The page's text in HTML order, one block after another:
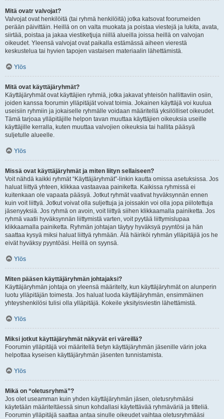
Mitä ovatr valvojat?
Valvojat ovat henkilöitä (tai ryhmä henkilöitä) jotka katsovat foorumeiden
perään päivittäin. Heillä on on valta muokata ja poistaa viestejä ja lukita, avata,
siirtää, poistaa ja jakaa viestiketjuja niillä alueilla joissa heillä on valvojan
oikeudet. Yleensä valvojat ovat paikalla estämässä aiheen vierestä
keskustelua tai hyvien tapojen vastaisen materiaalin lähettämistä.
Ylös
Mitä ovat käyttäjäryhmät?
Käyttäjäryhmät ovat käyttäjien ryhmiä, jotka jakavat yhteisön hallittaviin osiin,
joiden kanssa foorumin ylläpitäjät voivat toimia. Jokainen käyttäjä voi kuulua
useisiin ryhmiin ja jokaiselle ryhmälle voidaan määritellä yksilölliset oikeudet.
Tämä tarjoaa ylläpitäjille helpon tavan muuttaa käyttäjien oikeuksia useille
käyttäjille kerralla, kuten muuttaa valvojien oikeuksia tai hallita pääsyä
suljetulle alueelle.
Ylös
Missä ovat käyttäjäryhmät ja miten liityn sellaiseen?
Voit nähdä kaikki ryhmät “Käyttäjäryhmät”-linkin kautta omissa asetuksissa. Jos
haluat liittyä yhteen, klikkaa vastaavaa painiketta. Kaikissa ryhmissä ei
kuitenkaan ole vapaata pääsyä. Jotkut ryhmät vaativat hyväksynnän ennen
kuin voit liittyä. Jotkut voivat olla suljettuja ja joissakin voi olla jopa piilotettuja
jäsenyyksiä. Jos ryhmä on avoin, voit liittyä siihen klikkaamalla painiketta. Jos
ryhmä vaatii hyväksynnän liittymistä varten, voit pyytää liittymislupaa
klikkaamalla painiketta. Ryhmän johtajan täytyy hyväksyä pyyntösi ja hän
saattaa kysyä miksi haluat liittyä ryhmään. Älä häiriköi ryhmän ylläpitäjiä jos he
eivät hyväksy pyyntöäsi. Heillä on syynsä.
Ylös
Miten pääsen käyttäjäryhmän johtajaksi?
Käyttäjäryhmän johtaja on yleensä määritelty, kun käyttäjäryhmät on alunperin
luotu ylläpitäjän toimesta. Jos haluat luoda käyttäjäryhmän, ensimmäinen
yhteyshenkilösi tulisi olla ylläpitäjä. Kokeile yksityisviestin lähettämistä.
Ylös
Miksi jotkut käyttäjäryhmät näkyvät eri väreillä?
Foorumin ylläpitäjä voi määritellä tietyn käyttäjäryhmän jäsenille värin joka
helpottaa kyseisen käyttäjäryhmän jäsenten tunnistamista.
Ylös
Mikä on “oletusryhmä”?
Jos olet useamman kuin yhden käyttäjäryhmän jäsen, oletusryhmääsi
käytetään määriteltäessä sinun kohdallasi käytettävää ryhmäväriä ja titteliä.
Foorumin ylläpitäjä saattaa antaa sinulle oikeudet vaihtaa oletusryhmääsi